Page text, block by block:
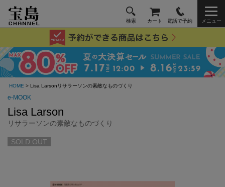
検索 カート 電話で予約 メニュー
HOME > Lisa Larsonリサラーソンの素敵なものづくり
e-MOOK
Lisa Larson
リサラーソンの素敵なものづくり
SOLD OUT